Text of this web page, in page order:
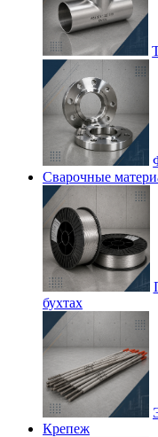
Сварочные
бухтах
Крепеж